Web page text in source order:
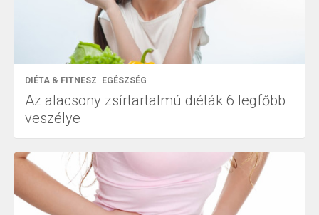
DIÉTA & FITNESZ EGÉSZSÉG
Az alacsony zsírtartalmú diéták 6 legfőbb
veszélye